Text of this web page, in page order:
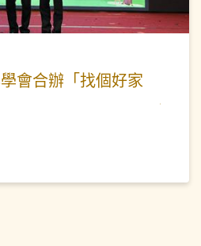
會合辦「找個好家